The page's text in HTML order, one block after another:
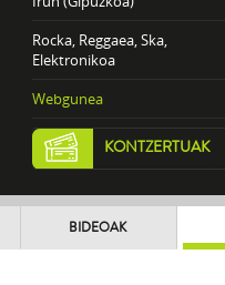
Rocka, Reggaea, Ska,
Elektronikoa
Webgunea
KONTZERTUAK
BIDEOAK